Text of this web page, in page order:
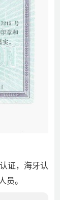
证，海牙认
。